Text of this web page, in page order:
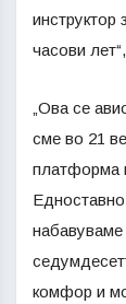
часови
„Ова се
сме во 21
платформа
комфор и